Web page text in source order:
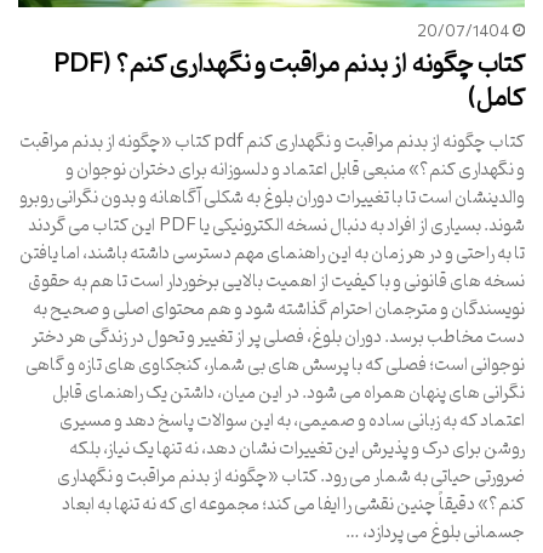
20/07/1404
کتاب چگونه از بدنم مراقبت و نگهداری کنم؟ (PDF
کامل)
کتاب چگونه از بدنم مراقبت و نگهداری کنم pdf کتاب «چگونه از بدنم مراقبت
و نگهداری کنم؟» منبعی قابل اعتماد و دلسوزانه برای دختران نوجوان و
والدینشان است تا با تغییرات دوران بلوغ به شکلی آگاهانه و بدون نگرانی روبرو
شوند. بسیاری از افراد به دنبال نسخه الکترونیکی یا PDF این کتاب می گردند
تا به راحتی و در هر زمان به این راهنمای مهم دسترسی داشته باشند، اما یافتن
نسخه های قانونی و با کیفیت از اهمیت بالایی برخوردار است تا هم به حقوق
نویسندگان و مترجمان احترام گذاشته شود و هم محتوای اصلی و صحیح به
دست مخاطب برسد. دوران بلوغ، فصلی پر از تغییر و تحول در زندگی هر دختر
نوجوانی است؛ فصلی که با پرسش های بی شمار، کنجکاوی های تازه و گاهی
نگرانی های پنهان همراه می شود. در این میان، داشتن یک راهنمای قابل
اعتماد که به زبانی ساده و صمیمی، به این سوالات پاسخ دهد و مسیری
روشن برای درک و پذیرش این تغییرات نشان دهد، نه تنها یک نیاز، بلکه
ضرورتی حیاتی به شمار می رود. کتاب «چگونه از بدنم مراقبت و نگهداری
کنم؟» دقیقاً چنین نقشی را ایفا می کند؛ مجموعه ای که نه تنها به ابعاد
جسمانی بلوغ می پردازد، …